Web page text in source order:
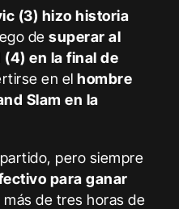
(3) hizo historia
desuperar al
en la final de
en elhombre
Slam en la
pero siempre
para ganar
más de tres horas de